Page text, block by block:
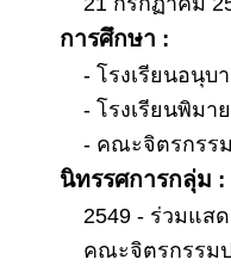
การศึกษา :
- โรงเรียนอนุบ
- โรงเรียนพิมา
- คณะจิตรกรร
นิทรรศการกลุ่ม :
2549 - ร่วมแส
คณะจิตรกรรม